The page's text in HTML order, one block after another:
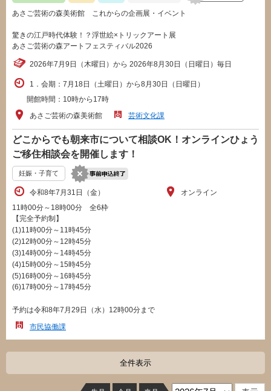
あさご芸術の森美術館 これからの企画展・イベント
驚きの江戸時代体験！？浮世絵×トリックアート展
あさご芸術の森アートフェスティバル2026
2026年7月9日（木曜日）から 2026年8月30日（日曜日）毎日
1．会期：7月18日（土曜日）から8月30日（日曜日）
開館時間：10時から17時
あさご芸術の森美術館
芸術文化課
どこからでも朝来市について相談OK！オンラインひょう
ご移住相談会を開催します！
妊娠・子育て
令和8年7月31日（金）
11時00分～18時00分 全6枠
【完全予約制】
(1)11時00分～11時45分
(2)12時00分～12時45分
(3)14時00分～14時45分
(4)15時00分～15時45分
(5)16時00分～16時45分
(6)17時00分～17時45分
予約は令和8年7月29日（水）12時00分まで
オンライン
市民協働課
全件表示